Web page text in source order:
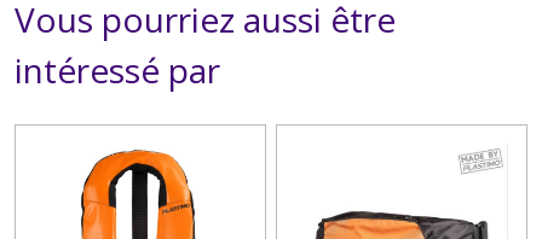
Vous pourriez aussi être
intéressé par